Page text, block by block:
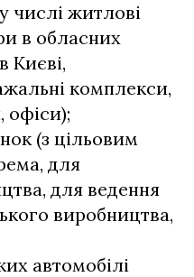
числі житлові
в обласних
Києві,
комплекси,
офіси);
(з цільовим
для
для ведення
виробництва,
автомобілі